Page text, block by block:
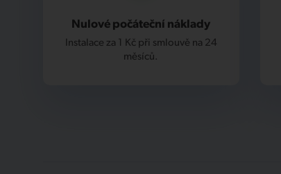
Nulové počáteční náklady
Instalace za 1 Kč při smlouvě na 24
měsíců.